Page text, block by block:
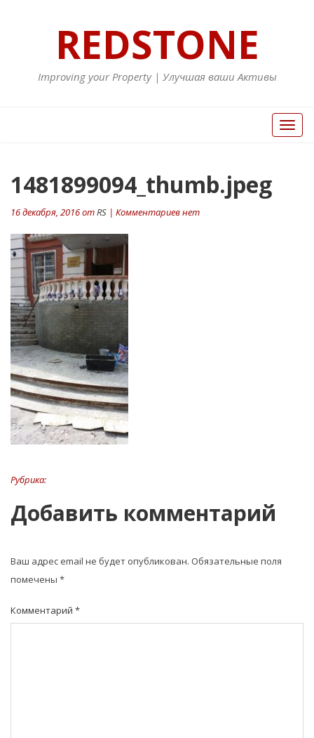
REDSTONE
Improving your Property | Улучшая ваши Активы
Вкл/
Выкл
1481899094_thumb.jpeg
16 декабря, 2016 отRS | Комментариев нет
Рубрика:
Добавить комментарий
Ваш адрес email не будет опубликован. Обязательные поля
помечены *
Комментарий *